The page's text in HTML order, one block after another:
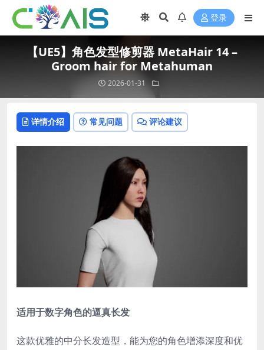
登录
【UE5】角色发型修剪器 MetaHair 14 –
Groom hair for Metahuman
2026-01-31
详情介绍 常见问题 评论建议
适用于数字角色的逼真长发
这款优雅的中分长发造型，能为您的角色增添深度和优